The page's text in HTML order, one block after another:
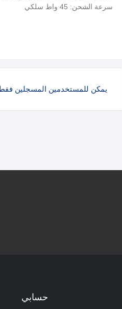
سرعة الشحن: 45 واط سلكي
يمكن للمستخدمين المسجلين فقط
حسابي